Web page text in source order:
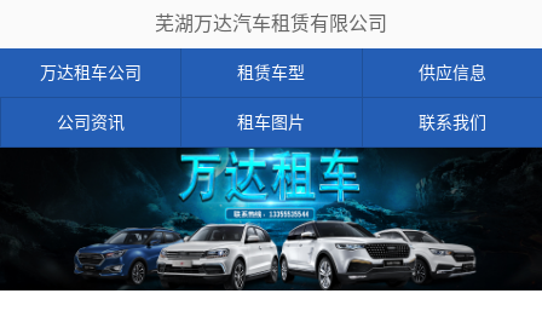
芜湖万达汽车租赁有限公司
万达租车公司 租赁车型 供应信息
公司资讯 租车图片 联系我们